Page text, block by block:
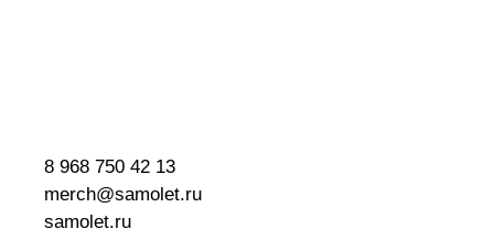
8 968 750 42 13
merch@samolet.ru
samolet.ru